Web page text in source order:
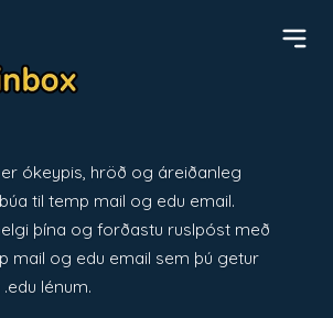
ókeypis, hröð og áreiðanleg
til temp mail og edu email.
þína og forðastu ruslpóst með
mail og edu email sem þú getur
lénum.